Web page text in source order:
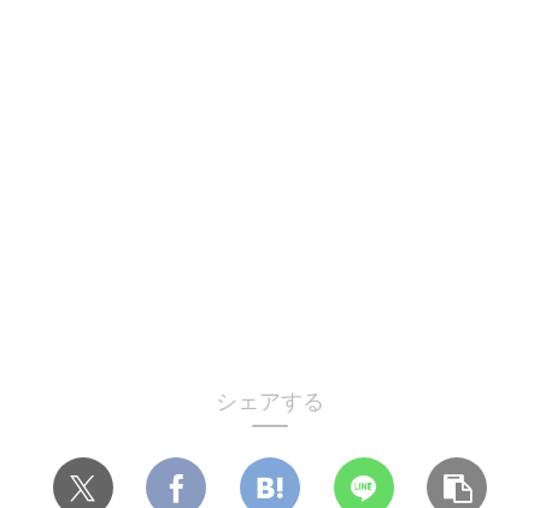
シェアする